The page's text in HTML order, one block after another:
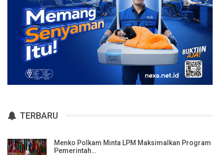
TERBARU
Menko Polkam Minta LPM Maksimalkan Program
Pemerintah…